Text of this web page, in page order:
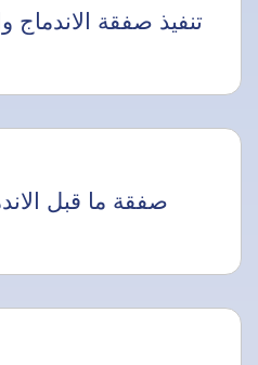
تنفيذ صفقة الاندماج
صفقة ما قبل